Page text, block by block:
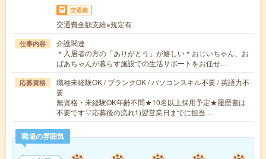
交通費
交通費全額支給※規定有
仕事内容
介護関連
＊入居者の方の「ありがとう」が嬉しい＊おじいちゃん、お
ばあちゃんが暮らす施設での生活サポートをお任せ…
応募資格
職種未経験OK / ブランクOK / パソコンスキル不要 / 英語力不
要
無資格・未経験OK年齢不問★10名以上採用予定★履歴書は
不要です▽応募後の流れ1)翌営業日までに担当…
職場の雰囲気